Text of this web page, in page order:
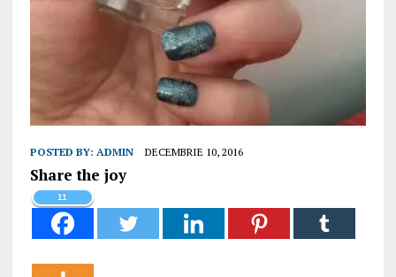
POSTED BY: ADMIN DECEMBRIE 10, 2016
Share the joy
11